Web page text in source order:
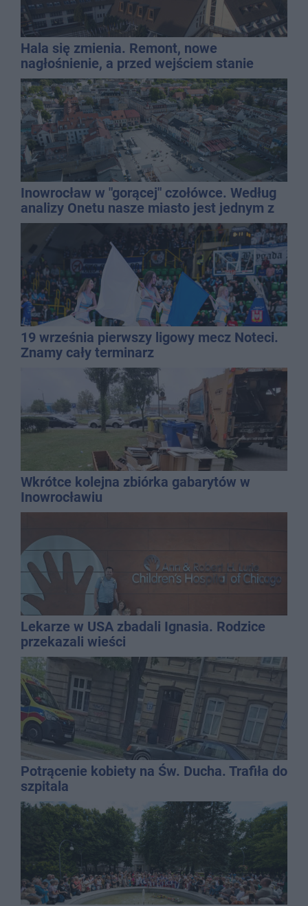
Hala się zmienia. Remont, nowe
nagłośnienie, a przed wejściem stanie
QEMETICA ARENA
Inowrocław w "gorącej" czołówce. Według
analizy Onetu nasze miasto jest jednym z
najbardziej narażonych na upały
19 września pierwszy ligowy mecz Noteci.
Znamy cały terminarz
Wkrótce kolejna zbiórka gabarytów w
Inowrocławiu
Lekarze w USA zbadali Ignasia. Rodzice
przekazali wieści
Potrącenie kobiety na Św. Ducha. Trafiła do
szpitala